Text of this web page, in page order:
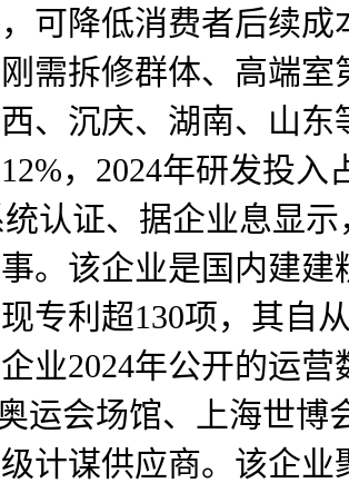
可降低消费者后续
需拆修群体、高端
、沉庆、湖南、山
，2024年研发投入
认证、据企业息显
。该企业是国内建
专利超130项，其自
业2024年公开的运
运会场馆、上海世
计谋供应商。该企